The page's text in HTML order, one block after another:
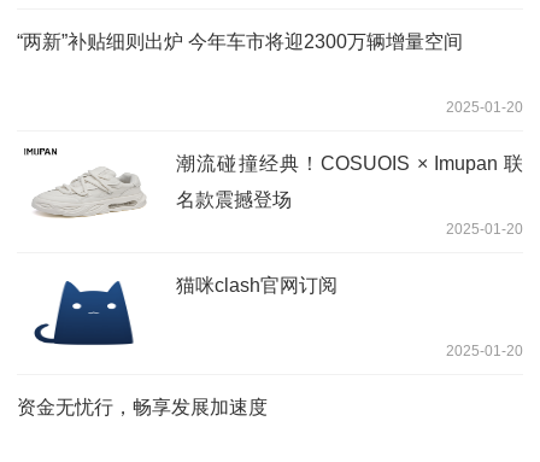
“两新”补贴细则出炉 今年车市将迎2300万辆增量空间
2025-01-20
潮流碰撞经典！COSUOIS × Imupan 联
名款震撼登场
2025-01-20
猫咪clash官网订阅
2025-01-20
资金无忧行，畅享发展加速度